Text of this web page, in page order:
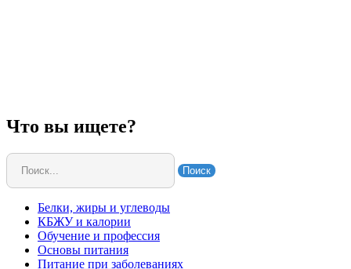
Что вы ищете?
Поиск
Белки, жиры и углеводы
КБЖУ и калории
Обучение и профессия
Основы питания
Питание при заболеваниях